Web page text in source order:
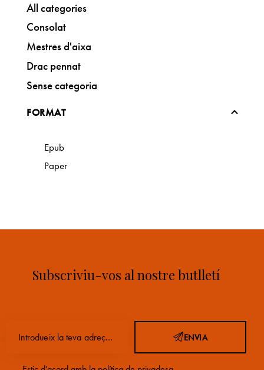
All categories
Consolat
Mestres d'aixa
Drac pennat
Sense categoria
FORMAT
Epub
Paper
Subscriviu-vos al nostre butlletí
ENVIA